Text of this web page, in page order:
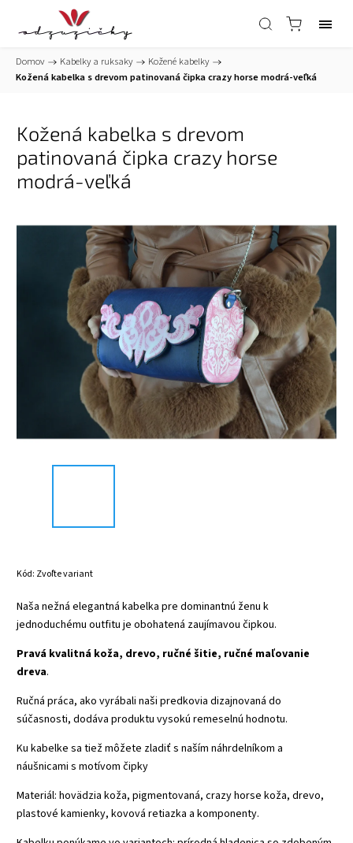
Domov / Kabelky a ruksaky / Kožené kabelky /
Kožená kabelka s drevom patinovaná čipka crazy horse modrá-veľká
Kožená kabelka s drevom
patinovaná čipka crazy horse
modrá-veľká
Kód: Zvoľte variant
Naša nežná elegantná kabelka pre dominantnú ženu k
jednoduchému outfitu je obohatená zaujímavou čipkou.
Pravá kvalitná koža, drevo, ručné šitie, ručné maľovanie
dreva.
Ručná práca, ako vyrábali naši predkovia dizajnovaná do
súčasnosti, dodáva produktu vysokú remeselnú hodnotu.
Ku kabelke sa tiež môžete zladiť s naším náhrdelníkom a
náušnicami s motívom čipky
Materiál: hovädzia koža, pigmentovaná, crazy horse koža, drevo,
plastové kamienky, kovová retiazka a komponenty.